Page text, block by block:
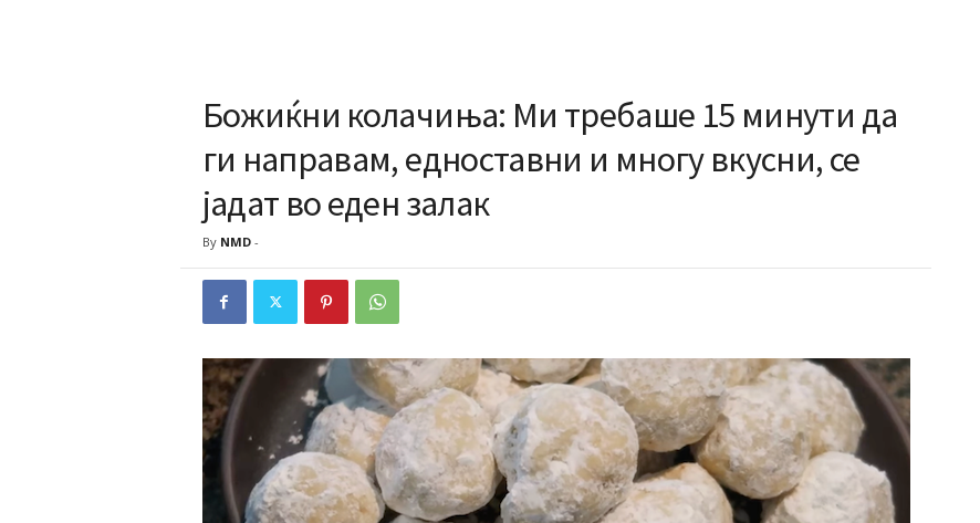
Божиќни колачиња: Ми требаше 15 минути да
ги направам, едноставни и многу вкусни, се
јадат во еден залак
By NMD-